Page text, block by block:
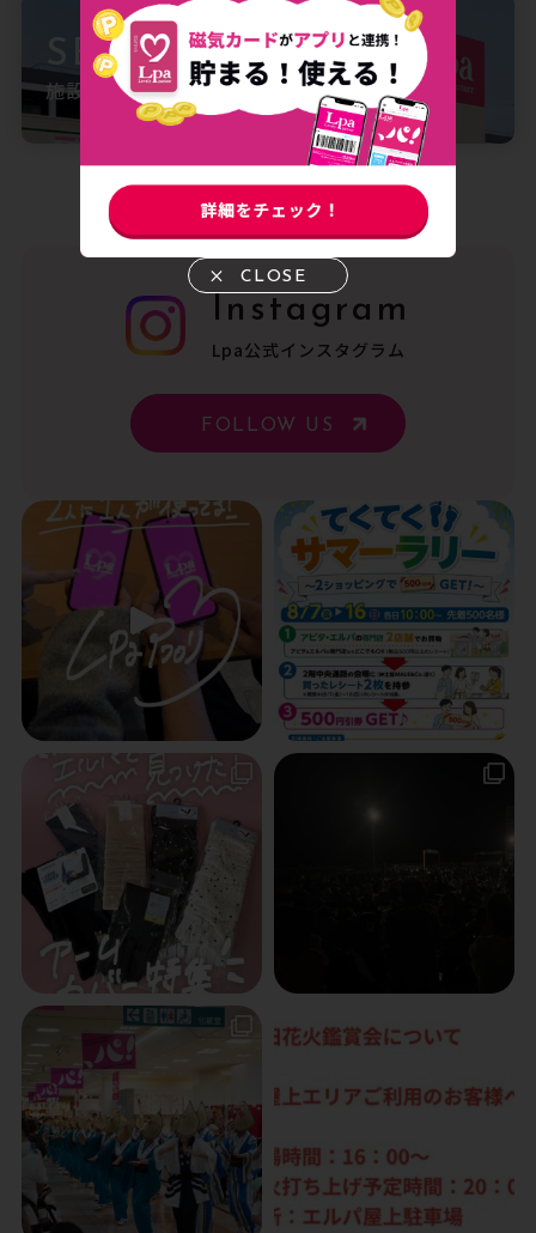
CLOSE
SERVICE GUIDE
施設案内
Instagram
Lpa公式インスタグラム
FOLLOW US